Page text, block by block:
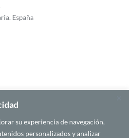
su experiencia de navegación,
personalizados y analizar
España